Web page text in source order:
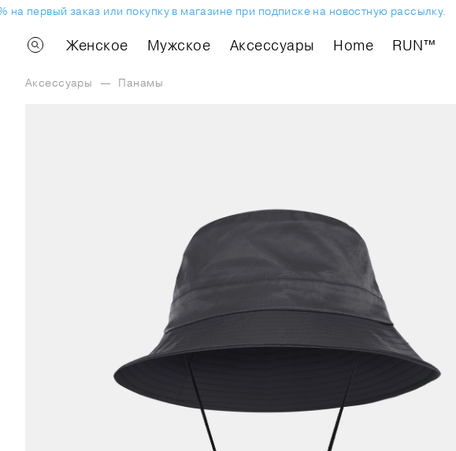
на первый заказ или покупку в магазине при подписке на новостную рассылку.
Женское Мужское Аксессуары Home RUN™
Аксессуары — Панамы